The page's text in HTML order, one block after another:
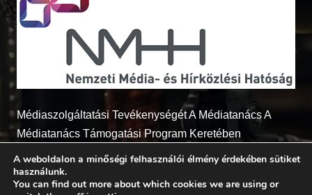
Médiaszolgáltatási Tevékenységét A Médiatanács A
Médiatanács Támogatási Program Keretében
A weboldalon a minőségi felhasználói élmény érdekében sütiket
használunk.
You can find out more about which cookies we are using or